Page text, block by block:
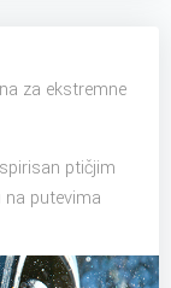
za ekstremne
ptičjim
putevima